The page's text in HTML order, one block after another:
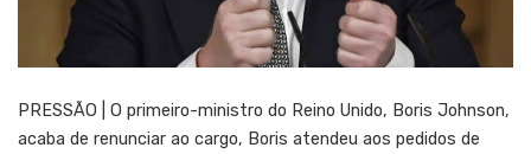
PRESSÃO | O primeiro-ministro do Reino Unido, Boris Johnson,
acaba de renunciar ao cargo, Boris atendeu aos pedidos de